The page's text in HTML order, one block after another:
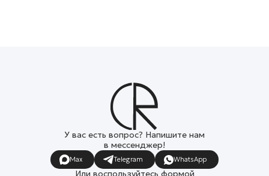
У вас есть вопрос? Напишите нам
в мессенджер!
Max Telegram WhatsApp
Или воспользуйтесь формой